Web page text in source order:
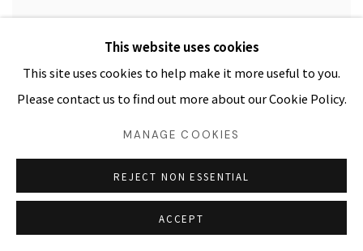
This website uses cookies
This site uses cookies to help make it more useful to you.
Please contact us to find out more about our Cookie Policy.
MANAGE COOKIES
REJECT NON ESSENTIAL
ACCEPT